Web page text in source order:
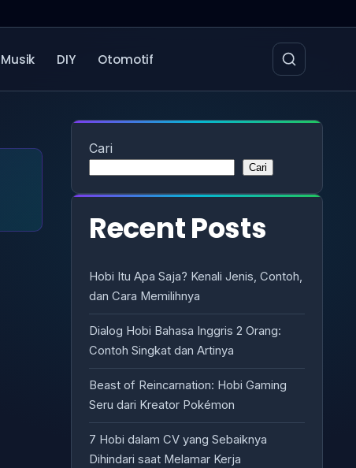
Musik DIY Otomotif
Cari
Cari
Recent Posts
Hobi Itu Apa Saja? Kenali Jenis, Contoh,
dan Cara Memilihnya
Dialog Hobi Bahasa Inggris 2 Orang:
Contoh Singkat dan Artinya
Beast of Reincarnation: Hobi Gaming
Seru dari Kreator Pokémon
7 Hobi dalam CV yang Sebaiknya
Dihindari saat Melamar Kerja